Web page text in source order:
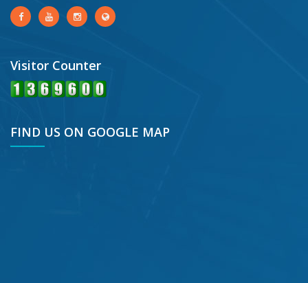
Visitor Counter
FIND US ON GOOGLE MAP